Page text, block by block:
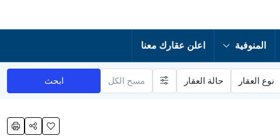
المنوفية اعلن عقارك معنا
نوع العقار حالة العقار مسح الكل ابحث